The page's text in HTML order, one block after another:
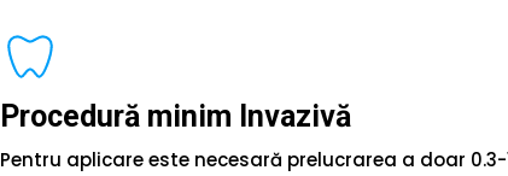
Procedură minim Invazivă
Pentru aplicare este necesară prelucrarea a doar